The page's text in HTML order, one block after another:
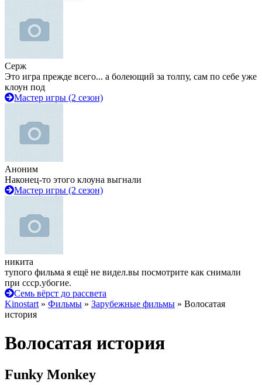
Серж
Это игра прежде всего... а болеющий за толпу, сам по себе уже
клоун под
Мастер игры (2 сезон)
Аноним
Наконец-то этого клоуна выгнали
Мастер игры (2 сезон)
никита
тупого фильма я ещё не видел.вы посмотрите как снимали
при ссср.убогие.
Семь вёрст до рассвета
Kinostart » Фильмы » Зарубежные фильмы » Волосатая
история
Волосатая история
Funky Monkey